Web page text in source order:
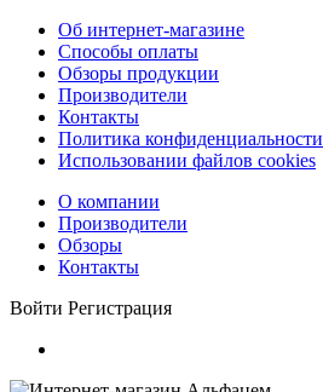
Об интернет-магазине
Способы оплаты
Обзоры продукции
Производители
Контакты
Политика конфиденциальности
Использовании файлов cookies
О компании
Производители
Обзоры
Контакты
Войти Регистрация